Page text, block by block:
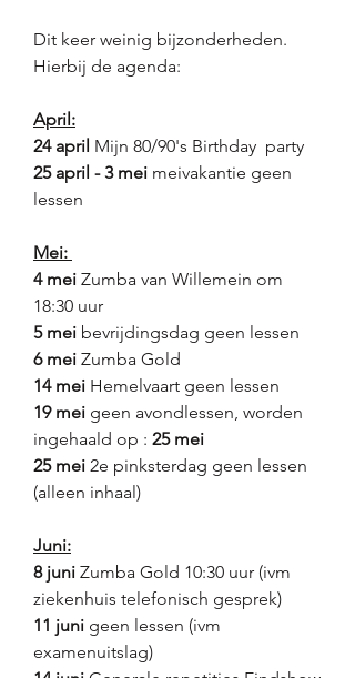
Dit keer weinig bijzonderheden.
Hierbij de agenda:
April:
24 april Mijn 80/90's Birthday  party
25 april - 3 mei meivakantie geen
lessen
Mei:
4 mei Zumba van Willemein om
18:30 uur
5 mei bevrijdingsdag geen lessen
6 mei Zumba Gold
14 mei Hemelvaart geen lessen
19 mei geen avondlessen, worden
ingehaald op : 25 mei
25 mei 2e pinksterdag geen lessen
(alleen inhaal)
Juni:
8 juni Zumba Gold 10:30 uur (ivm
ziekenhuis telefonisch gesprek)
11 juni geen lessen (ivm
examenuitslag)